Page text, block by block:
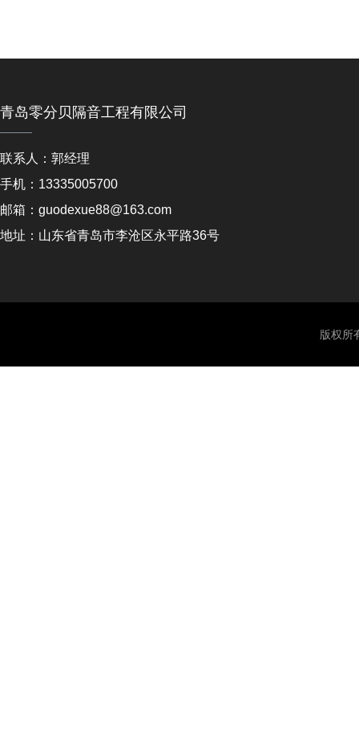
青岛零分贝隔音工程有限公司
联系人：郭经理
手机：13335005700
邮箱：guodexue88@163.com
地址：山东省青岛市李沧区永平路36号
版权所